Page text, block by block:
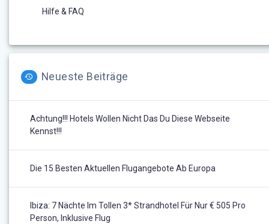
Hilfe & FAQ
Neueste Beiträge
Achtung!!! Hotels Wollen Nicht Das Du Diese Webseite
Kennst!!!
Die 15 Besten Aktuellen Flugangebote Ab Europa
Ibiza: 7 Nächte Im Tollen 3* Strandhotel Für Nur € 505 Pro
Person, Inklusive Flug